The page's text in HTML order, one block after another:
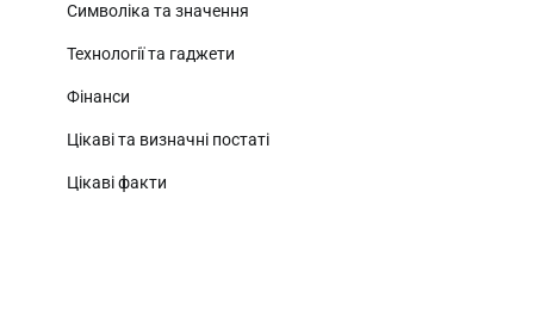
Символіка та значення
Технології та гаджети
Фінанси
Цікаві та визначні постаті
Цікаві факти